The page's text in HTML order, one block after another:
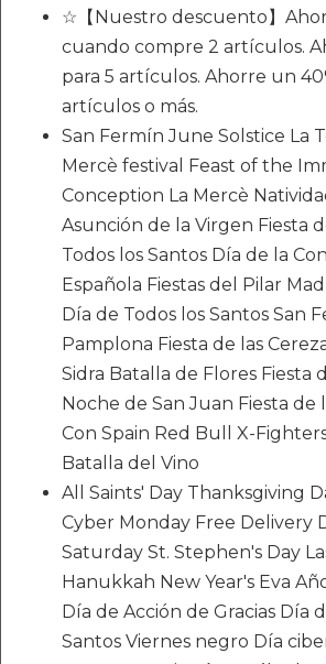
☆【Nuestro descuento】
cuando compre 2 artículos.
para 5 artículos. Ahorre un
artículos o más.
San Fermín June Solstice La
Mercè festival Feast of the
Conception La Mercè
Asunción de la Virgen Fiesta
Todos los Santos Día de la
Española Fiestas del Pilar
Día de Todos los Santos San
Pamplona Fiesta de las
Sidra Batalla de Flores Fiesta
Noche de San Juan Fiesta de
Con Spain Red Bull X-
Batalla del Vino
All Saints' Day Thanksgiving
Cyber Monday Free Delivery
Saturday St. Stephen's Day
Hanukkah New Year's Eva
Día de Acción de Gracias Día
Santos Viernes negro Día